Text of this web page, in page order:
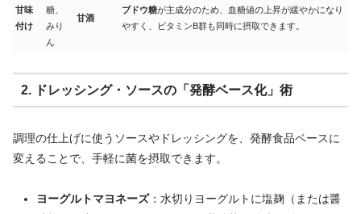
甘味
付け
糖、
みり
ん
甘酒
ブドウ糖が主成分のため、血糖値の上昇が緩やかになり
やすく、ビタミンB群も同時に摂取できます。
2. ドレッシング・ソースの「発酵ベース化」術
調理の仕上げに使うソースやドレッシングを、発酵食品ベースに
変えることで、手軽に菌を摂取できます。
ヨーグルトマヨネーズ：水切りヨーグルトに塩麹（または醤